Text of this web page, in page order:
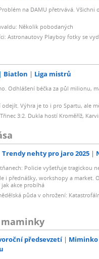
na DAMU přetrvává. Všichni
Několik pobodaných
Astronautovy Playboy fotky se
Biatlon Liga mistrů
Odhlášení béčka za půl milionu,
odejít. Výhra je to i pro Spartu, ale
3:2. Dukla hostí Kroměříž,
Trendy nehty pro jaro 2025
Policie vyšetřuje tragickou
i přednášky, workshopy a market.
akce probíhá
půda v ohrožení:
maminky
předsevzetí Miminko